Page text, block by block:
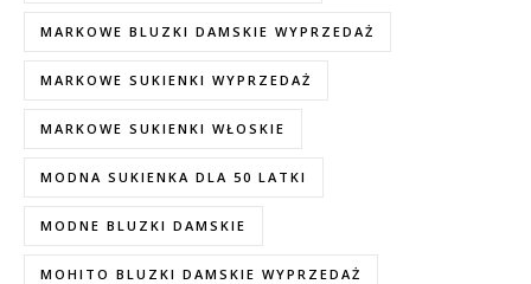
MARKOWE BLUZKI DAMSKIE WYPRZEDAŻ
MARKOWE SUKIENKI WYPRZEDAŻ
MARKOWE SUKIENKI WŁOSKIE
MODNA SUKIENKA DLA 50 LATKI
MODNE BLUZKI DAMSKIE
MOHITO BLUZKI DAMSKIE WYPRZEDAŻ